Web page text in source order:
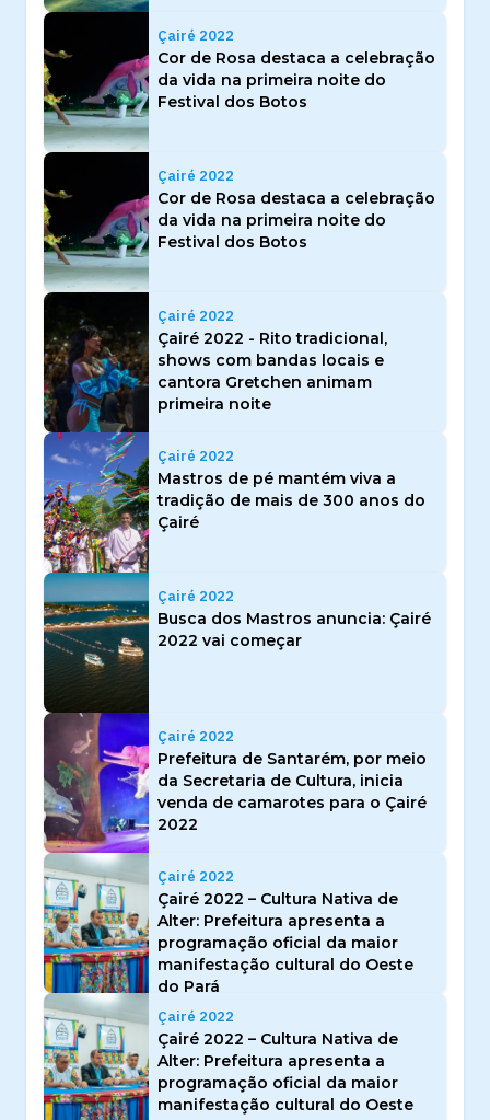
Çairé 2022
Cor de Rosa destaca a celebração
da vida na primeira noite do
Festival dos Botos
Çairé 2022
Cor de Rosa destaca a celebração
da vida na primeira noite do
Festival dos Botos
Çairé 2022
Çairé 2022 - Rito tradicional,
shows com bandas locais e
cantora Gretchen animam
primeira noite
Çairé 2022
Mastros de pé mantém viva a
tradição de mais de 300 anos do
Çairé
Çairé 2022
Busca dos Mastros anuncia: Çairé
2022 vai começar
Çairé 2022
Prefeitura de Santarém, por meio
da Secretaria de Cultura, inicia
venda de camarotes para o Çairé
2022
Çairé 2022
Çairé 2022 – Cultura Nativa de
Alter: Prefeitura apresenta a
programação oficial da maior
manifestação cultural do Oeste
do Pará
Çairé 2022
Çairé 2022 – Cultura Nativa de
Alter: Prefeitura apresenta a
programação oficial da maior
manifestação cultural do Oeste